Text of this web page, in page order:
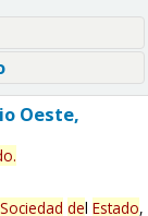
Oeste,
.
Sociedad del Estado,